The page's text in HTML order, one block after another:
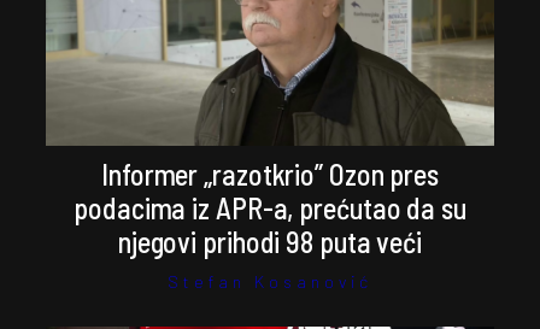
Informer „razotkrio” Ozon pres
podacima iz APR-a, prećutao da su
njegovi prihodi 98 puta veći
Stefan Kosanović